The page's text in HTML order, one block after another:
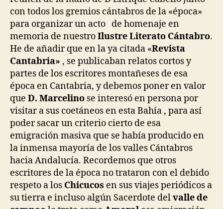
con todos los gremios cántabros de la «época»
para organizar un acto de homenaje en
memoria de nuestroIlustre Literato Cántabro.
He de añadir que en la ya citada «Revista
Cantabria» , se publicaban relatos cortos y
partes de los escritores montañeses de esa
época en Cantabria, y debemos poner en valor
que D. Marcelino se interesó en persona por
visitar a sus coetáneos en esta Bahía , para así
poder sacar un criterio cierto de esa
emigración masiva que se había producido en
la inmensa mayoría de los valles Cántabros
hacia Andalucía. Recordemos que otros
escritores de la época no trataron con el debido
respeto a los Chicucos en sus viajes periódicos a
su tierra e incluso algún Sacerdote delvalle de